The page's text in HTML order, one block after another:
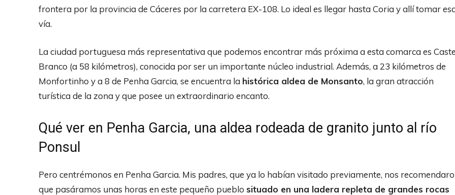
frontera por la provincia de Cáceres por la carretera EX-108. Lo ideal es llegar hasta Coria y allí tomar
vía.
La ciudad portuguesa más representativa que podemos encontrar más próxima a esta comarca es
Branco (a 58 kilómetros), conocida por ser un importante núcleo industrial. Además, a 23 kilómetros de
Monfortinho y a 8 de Penha Garcia, se encuentra la histórica aldea de Monsanto, la gran atracción
turística de la zona y que posee un extraordinario encanto.
Qué ver en Penha Garcia, una aldea rodeada de granito junto al río
Ponsul
Pero centrémonos en Penha Garcia. Mis padres, que ya lo habían visitado previamente, nos
que pasáramos unas horas en este pequeño pueblo situado en una ladera repleta de grandes rocas